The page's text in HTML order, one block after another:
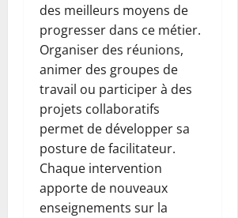
des meilleurs moyens de
progresser dans ce métier.
Organiser des réunions,
animer des groupes de
travail ou participer à des
projets collaboratifs
permet de développer sa
posture de facilitateur.
Chaque intervention
apporte de nouveaux
enseignements sur la